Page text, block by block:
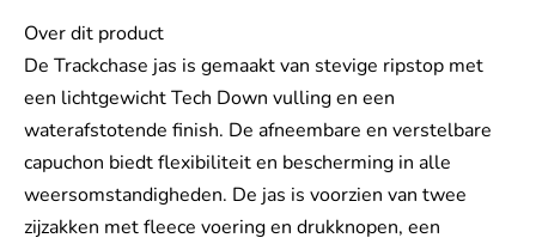
Over dit product
De Trackchase jas is gemaakt van stevige ripstop met
een lichtgewicht Tech Down vulling en een
waterafstotende finish. De afneembare en verstelbare
capuchon biedt flexibiliteit en bescherming in alle
weersomstandigheden. De jas is voorzien van twee
zijzakken met fleece voering en drukknopen, een